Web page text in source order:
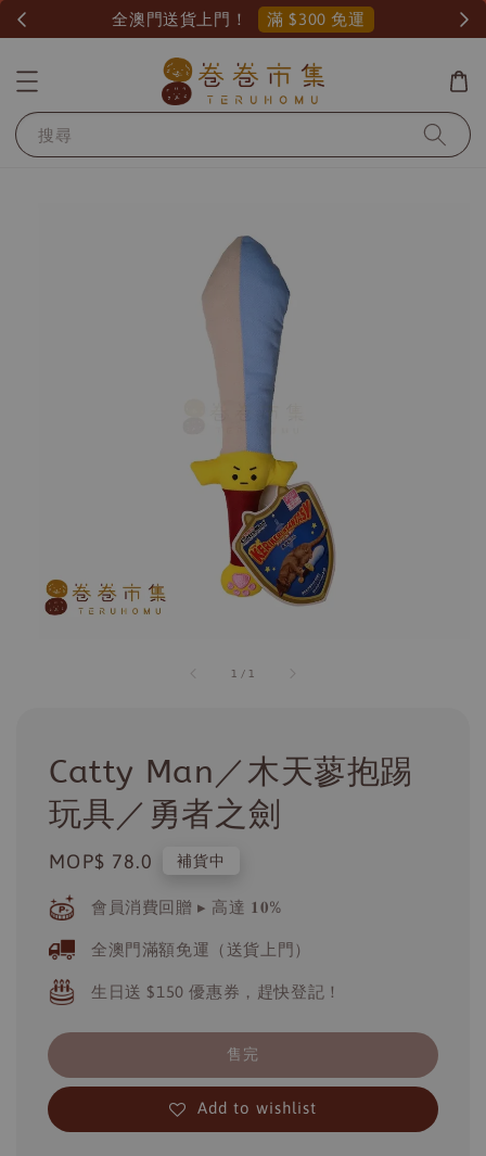
全澳門送貨上門！ 滿 $300 免運
搜尋
1 / 1
Catty Man／木天蓼抱踢
玩具／勇者之劍
Regular
price
MOP$ 78.0 補貨中
會員消費回贈 ▸ 高達 𝟏𝟎%
全澳門滿額免運（送貨上門）
生日送 $150 優惠券，趕快登記！
售完
Add to wishlist